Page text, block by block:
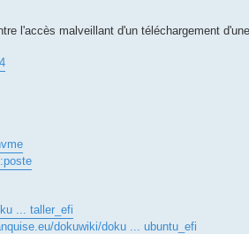
l'accès malveillant d'un téléchargement
... taller_efi
dokuwiki/doku ... ubuntu_efi